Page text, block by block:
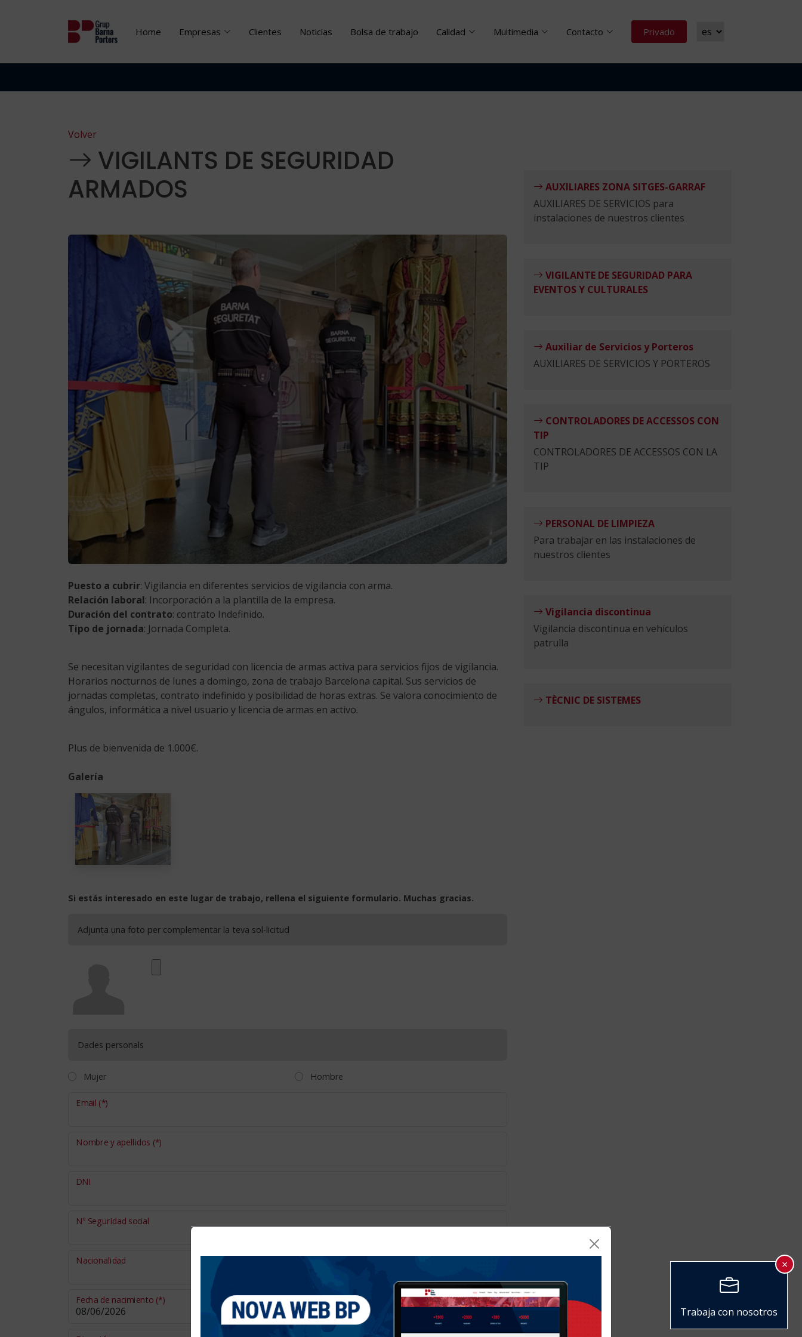
Home Empresas Clientes Noticias Bolsa de trabajo Calidad Multimedia Contacto Privado
OFERTA DE TRABAJO
Volver
VIGILANTS DE SEGURIDAD
ARMADOS
Puesto a cubrir: Vigilancia en diferentes servicios de vigilancia con arma.
Relación laboral: Incorporación a la plantilla de la empresa.
Duración del contrato: contrato Indefinido.
Tipo de jornada: Jornada Completa.
Se necesitan vigilantes de seguridad con licencia de armas activa para servicios fijos de vigilancia.
Horarios nocturnos de lunes a domingo, zona de trabajo Barcelona capital. Sus servicios de
jornadas completas, contrato indefinido y posibilidad de horas extras. Se valora conocimiento de
ángulos, informática a nivel usuario y licencia de armas en activo.
Plus de bienvenida de 1.000€.
Galería
Si estás interesado en este lugar de trabajo, rellena el siguiente formulario. Muchas gracias.
Adjunta una foto per complementar la teva sol-licitud
Dades personals
Mujer Hombre
Email (*)
Nombre y apellidos (*)
DNI
Nº Seguridad social
Nacionalidad
Fecha de nacimiento (*)
AUXILIARES ZONA SITGES-GARRAF
AUXILIARES DE SERVICIOS para
instalaciones de nuestros clientes
VIGILANTE DE SEGURIDAD PARA
EVENTOS Y CULTURALES
Auxiliar de Servicios y Porteros
AUXILIARES DE SERVICIOS Y PORTEROS
CONTROLADORES DE ACCESSOS CON
TIP
CONTROLADORES DE ACCESSOS CON LA
TIP
PERSONAL DE LIMPIEZA
Para trabajar en las instalaciones de
nuestros clientes
Vigilancia discontinua
Vigilancia discontinua en vehículos
patrulla
TÈCNIC DE SISTEMES
Trabaja con nosotros
×